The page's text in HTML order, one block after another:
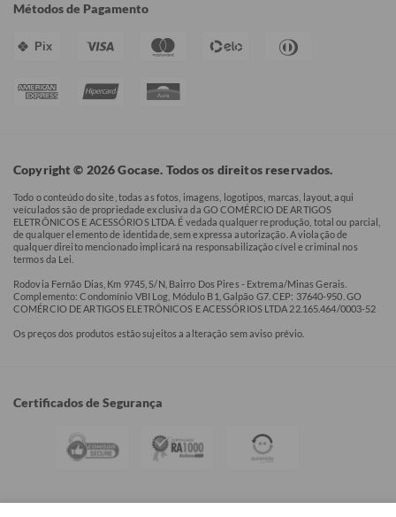
Métodos de Pagamento
Pix
Copyright © 2026 Gocase. Todos os direitos reservados.
Todo o conteúdo do site, todas as fotos, imagens, logotipos, marcas, layout, aqui
veículados são de propriedade exclusiva da GO COMÉRCIO DE ARTIGOS
ELETRÔNICOS E ACESSÓRIOS LTDA. É vedada qualquer reprodução, total ou parcial,
de qualquer elemento de identidade, sem expressa autorização. A violação de
qualquer direito mencionado implicará na responsabilização cível e criminal nos
termos da Lei.
Rodovia Fernão Dias, Km 9745, S/N, Bairro Dos Pires - Extrema/Minas Gerais.
Complemento: Condomínio VBI Log, Módulo B1, Galpão G7. CEP: 37640-950. GO
COMÉRCIO DE ARTIGOS ELETRÔNICOS E ACESSÓRIOS LTDA 22.165.464/0003-52
Os preços dos produtos estão sujeitos a alteração sem aviso prévio.
Certificados de Segurança